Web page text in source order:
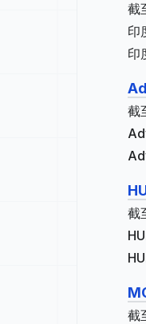
截
印
印
截
截
截